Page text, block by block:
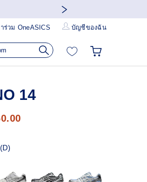
าร่วม OneASICS บัญชีของฉัน
14